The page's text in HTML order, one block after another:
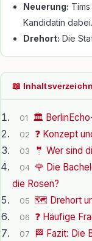
Neuerung:
Kandidatin dabei.
Drehort: Die
📖
01 🏛️
02 ❓ Konzept
03 🤵 Wer sind
04 🌹 Die
die Rosen?
05 🗺️ Drehort
06 ❓ Häufige
07
🏁 Fazit: Die